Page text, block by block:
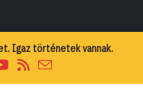
Igaz történetek vannak.